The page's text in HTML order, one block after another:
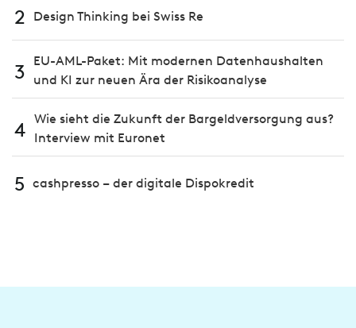
2 Design Thinking bei Swiss Re
3
EU-AML-Paket: Mit modernen Datenhaushalten
und KI zur neuen Ära der Risikoanalyse
4 Wie sieht die Zukunft der Bargeldversorgung aus?
Interview mit Euronet
5 cashpresso – der digitale Dispokredit